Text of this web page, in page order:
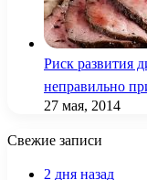
Риск развития
неправильно
27 мая, 2014
Свежие записи
2 дня назад